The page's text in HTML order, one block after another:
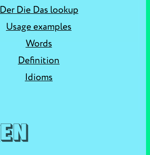
Der Die Das lookup
Usage examples
Words
Definition
Idioms